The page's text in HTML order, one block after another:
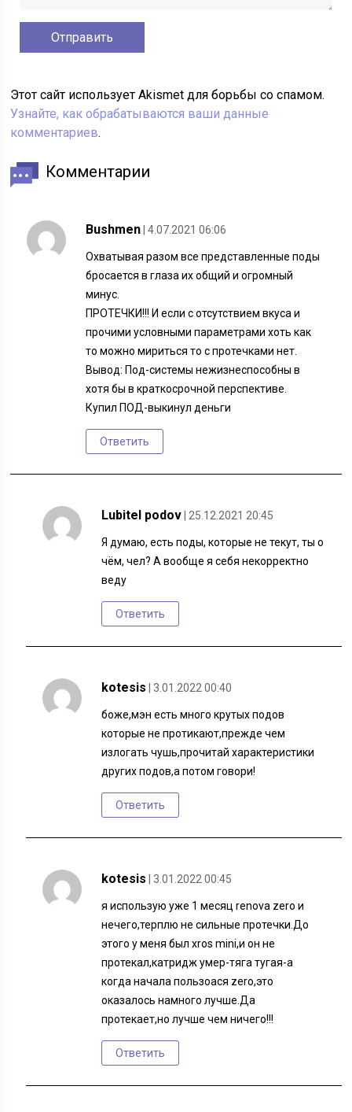
Этот сайт использует Akismet для борьбы со спамом.
Узнайте, как обрабатываются ваши данные
комментариев.
Комментарии
Bushmen | 4.07.2021 06:06
Охватывая разом все представленные поды
бросается в глаза их общий и огромный
минус.
ПРОТЕЧКИ!!! И если с отсутствием вкуса и
прочими условными параметрами хоть как
то можно мириться то с протечками нет.
Вывод: Под-системы нежизнеспособны в
хотя бы в краткосрочной перспективе.
Купил ПОД-выкинул деньги
Ответить
Lubitel podov | 25.12.2021 20:45
Я думаю, есть поды, которые не текут, ты о
чём, чел? А вообще я себя некорректно
веду
Ответить
kotesis | 3.01.2022 00:40
боже,мэн есть много крутых подов
которые не протикают,прежде чем
излогать чушь,прочитай характеристики
других подов,а потом говори!
Ответить
kotesis | 3.01.2022 00:45
я использую уже 1 месяц renova zero и
нечего,терплю не сильные протечки.До
этого у меня был xros mini,и он не
протекал,катридж умер-тяга тугая-а
когда начала пользоася zero,это
оказалось намного лучше.Да
протекает,но лучше чем ничего!!!
Ответить